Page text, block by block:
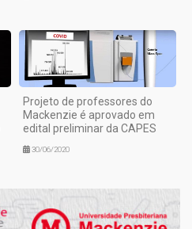
Projeto de professores do
Mackenzie é aprovado em
edital preliminar da CAPES
30/06/2020